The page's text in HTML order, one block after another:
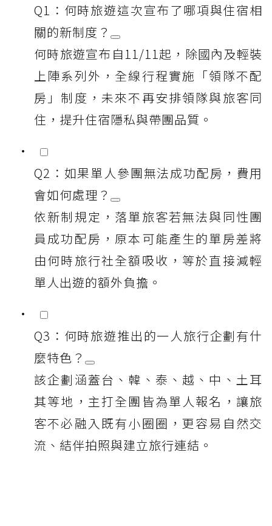
Q1：何時旅遊這次宣布了哪項與住宿相
關的新制度？
何時旅遊宣布自11/11起，除國內及輕裝
上陣系列外，全線行程實施「領隊不配
房」制度，未來不再安排領隊與旅客同
住，提升住宿隱私與帶團品質。
Q2：如果單人參團無法成功配房，費用
會如何處理？
依新制規定，落單旅客若無法與同性團
員成功配房，原本可能產生的單房差將
由何時旅行社全額吸收，等於直接減輕
單人出遊的額外負擔。
Q3：何時旅遊推出的一人旅行企劃有什
麼特色？
該企劃涵蓋台、韓、泰、越、中、土耳
其等地，主打全團皆為單人報名，讓旅
客不必融入既有小圈圈，更容易自然交
流、結伴拍照與建立旅行連結。